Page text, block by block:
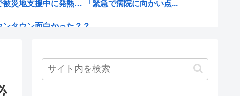
被災地支援中に発熱… 「緊急で病院に向かい点...
タウン面白かった？？
けど、ババア（母親）の昼飯が手抜きすぎてキレ...
ー、二人殺したクルド人より罰が重くて炎上w...